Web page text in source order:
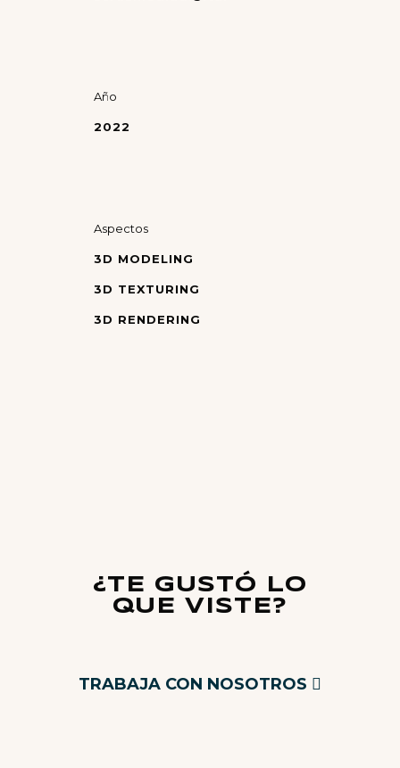
Año
2022
Aspectos
3D MODELING
3D TEXTURING
3D RENDERING
¿TE GUSTÓ LO
QUE VISTE?
TRABAJA CON NOSOTROS